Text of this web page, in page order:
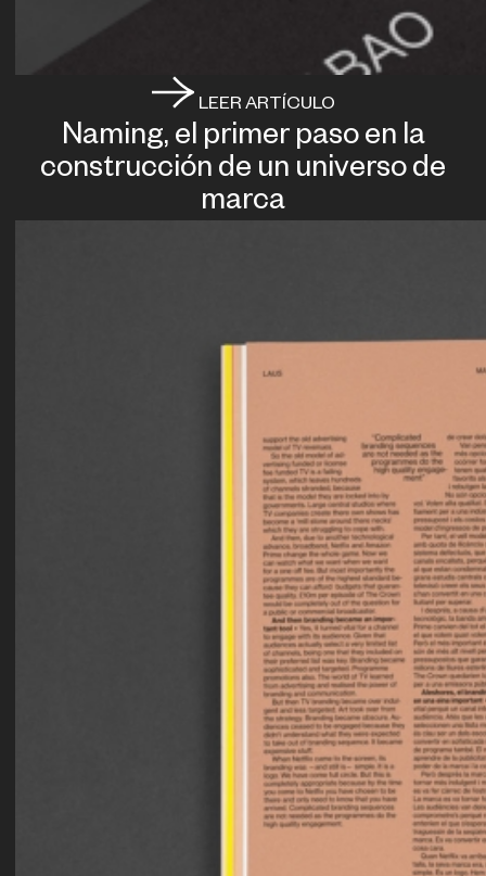
LEER ARTÍCULO
Naming, el primer paso en la
construcción de un universo de
marca